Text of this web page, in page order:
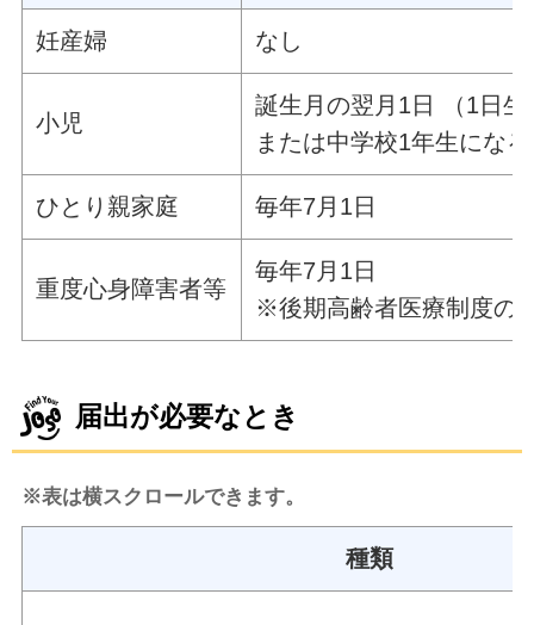
妊産婦 なし
小児
誕生月の翌月1日 （1日
または中学校1年生にな
ひとり親家庭 毎年7月1日
重度心身障害者等
毎年7月1日
※後期高齢者医療制度の
届出が必要なとき
※表は横スクロールできます。
種類